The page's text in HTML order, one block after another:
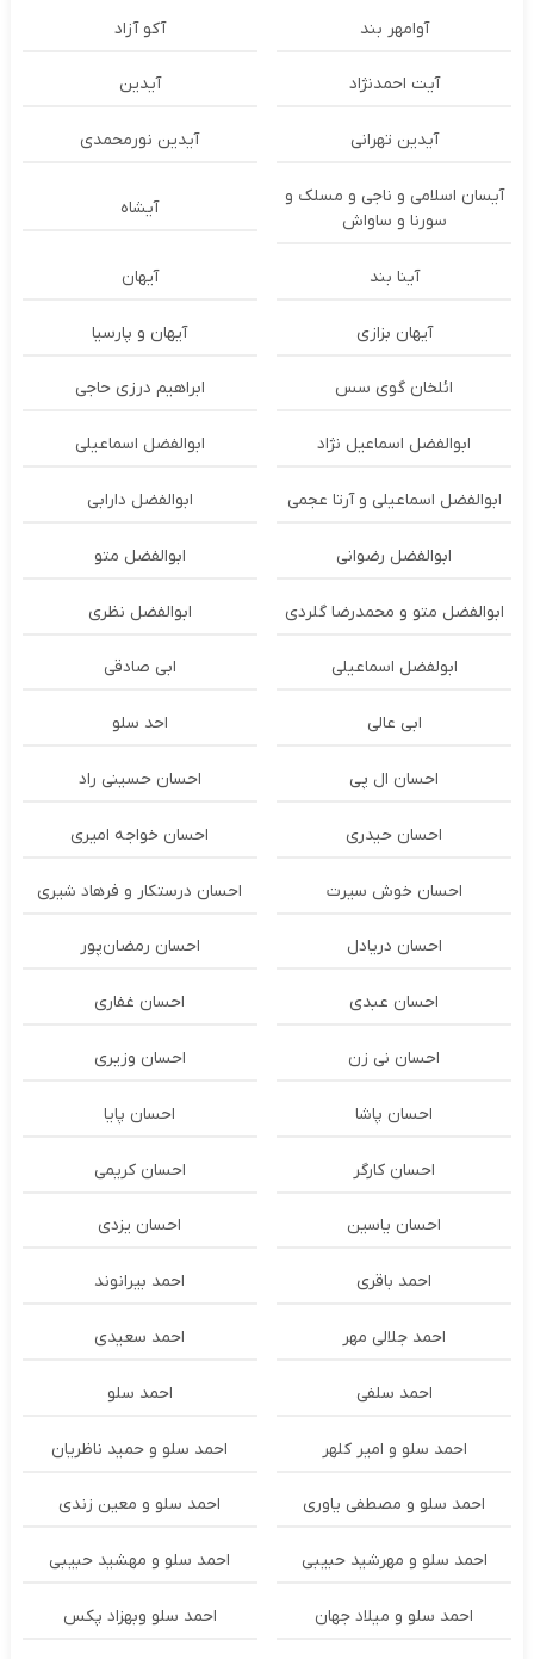
آوامهر بند آکو آزاد
آیت احمدنژاد آیدین
آیدین تهرانی آیدین نورمحمدی
آیسان اسلامی و ناجی و مسلک و
سورنا و ساواش
آیشاه
آینا بند آیهان
آیهان بزازی آیهان و پارسیا
ائلخان گوی سس ابراهیم درزی حاجی
ابوالفضل اسماعیل نژاد ابوالفضل اسماعیلی
ابوالفضل اسماعیلی و آرتا عجمی ابوالفضل دارابی
ابوالفضل رضوانی ابوالفضل متو
ابوالفضل متو و محمدرضا گلردی ابوالفضل نظری
ابولفضل اسماعیلی ابی صادقی
ابی عالی احد سلو
احسان ال پی احسان حسینی راد
احسان حیدری احسان خواجه امیری
احسان خوش سیرت احسان درستكار و فرهاد شيرى
احسان دریادل احسان رمضان‌پور
احسان عبدی احسان غفاری
احسان نی زن احسان وزیری
احسان پاشا احسان پایا
احسان کارگر احسان کریمی
احسان یاسین احسان یزدی
احمد باقری احمد بیرانوند
احمد جلالی مهر احمد سعیدی
احمد سلفی احمد سلو
احمد سلو و امیر کلهر احمد سلو و حمید ناظریان
احمد سلو و مصطفی یاوری احمد سلو و معین زندی
احمد سلو و مهرشید حبیبی احمد سلو و مهشید حبیبی
احمد سلو و میلاد جهان احمد سلو وبهزاد پکس